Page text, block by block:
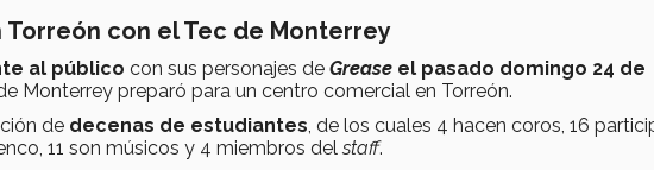
con el Tec de Monterrey
al público con sus personajes de Grease el pasado domingo 24 de
Monterrey preparó para un centro comercial en Torreón.
de decenas de estudiantes, de los cuales 4 hacen coros, 16
11 son músicos y 4 miembros delstaff.